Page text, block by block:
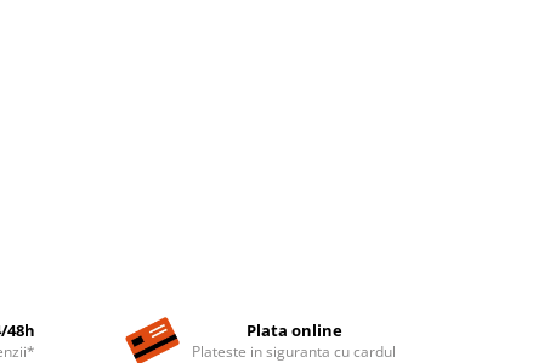
48h Plata online
Plateste in siguranta cu cardul